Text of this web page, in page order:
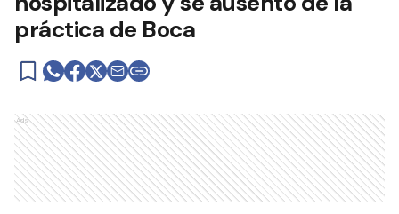
práctica de Boca
Ads